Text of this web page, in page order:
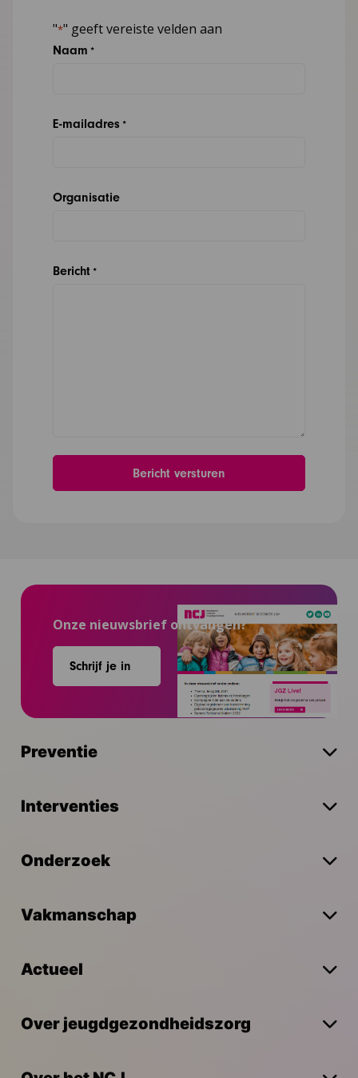
"*" geeft vereiste velden aan
Naam *
E-mailadres *
Organisatie
Bericht *
Onze nieuwsbrief ontvangen?
Schrijf je in
Preventie
Interventies
Onderzoek
Vakmanschap
Actueel
Over jeugdgezondheidszorg